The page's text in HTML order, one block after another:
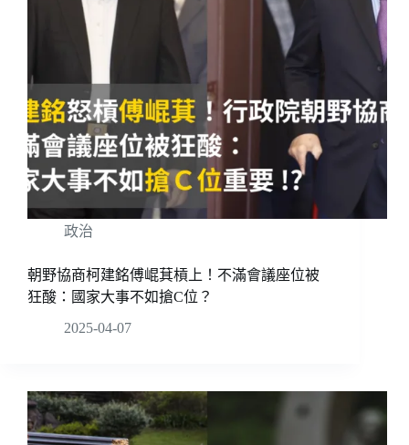
政治
朝野協商柯建銘傅崐萁槓上！不滿會議座位被
狂酸：國家大事不如搶C位？
2025-04-07